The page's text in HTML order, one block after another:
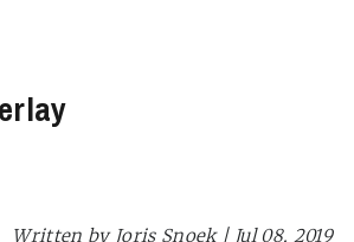
Written by Joris Snoek | Jul 08, 2019